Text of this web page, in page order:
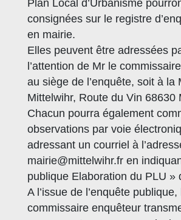
Plan Local d’Urbanisme
consignées sur le registre
en mairie.
Elles peuvent être adressées
l’attention de Mr le
au siège de l’enquête, soit à la
Mittelwihr, Route du Vin 68630
Chacun pourra également
observations par voie
adressant un courriel à
mairie@mittelwihr.fr en
publique Elaboration du PLU »
A l’issue de l’enquête publique,
commissaire enquêteur